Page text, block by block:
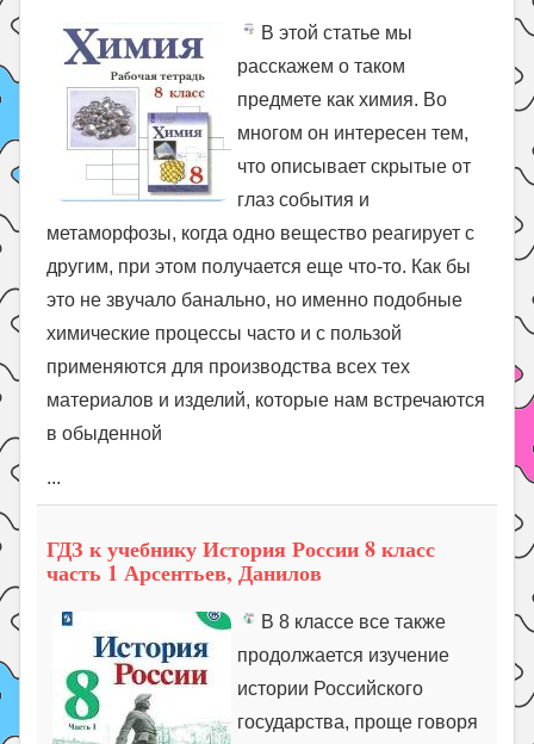
В этой статье мы
расскажем о таком
предмете как химия. Во
многом он интересен тем,
что описывает скрытые от
глаз события и
метаморфозы, когда одно вещество реагирует с
другим, при этом получается еще что-то. Как бы
это не звучало банально, но именно подобные
химические процессы часто и с пользой
применяются для производства всех тех
материалов и изделий, которые нам встречаются
в обыденной
...
ГДЗ к учебнику История России 8 класс
часть 1 Арсентьев, Данилов
В 8 классе все также
продолжается изучение
истории Российского
государства, проще говоря